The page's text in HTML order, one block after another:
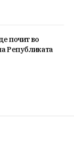
почит во
Републиката